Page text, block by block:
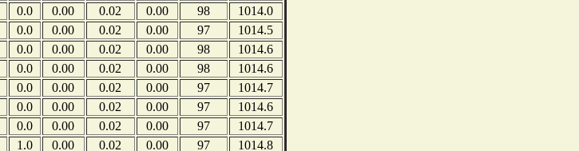
0.0 0.00 0.02 0.00 98
1014.0
0.0 0.00 0.02 0.00 97
1014.5
0.0 0.00 0.02 0.00 98
1014.6
0.0 0.00 0.02 0.00 98
1014.6
0.0 0.00 0.02 0.00 97
1014.7
0.0 0.00 0.02 0.00 97
1014.6
0.0 0.00 0.02 0.00 97
1014.7
1.0 0.00 0.02 0.00 97
1014.8